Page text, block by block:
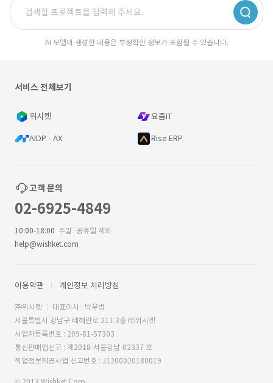
AI 모델이 생성한 내용은 부정확한 정보가 포함될 수 있습니다.
서비스 전체보기
위시켓 요즘IT
AIDP - AX Rise ERP
고객 문의
02-6925-4849
10:00-18:00 주말·공휴일 제외
help@wishket.com
이용약관 개인정보 처리방침
㈜위시켓
대표이사 : 박우범
서울특별시 강남구 테헤란로 211 3층 ㈜위시켓
사업자등록번호 : 209-81-57303
통신판매업신고 : 제2018-서울강남-02337 호
직업정보제공사업 신고번호 : J1200020180019